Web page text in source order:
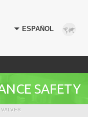
SAFETY